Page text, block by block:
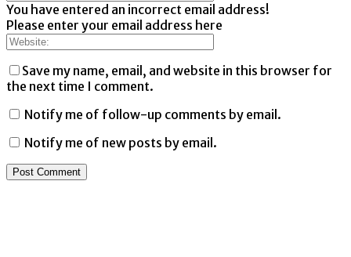
You have entered an incorrect email address!
Please enter your email address here
Save my name, email, and website in this browser for
the next time I comment.
Notify me of follow-up comments by email.
Notify me of new posts by email.